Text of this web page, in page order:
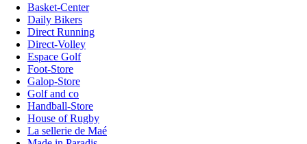
Basket-Center
Daily Bikers
Direct Running
Direct-Volley
Espace Golf
Foot-Store
Galop-Store
Golf and co
Handball-Store
House of Rugby
La sellerie de Maé